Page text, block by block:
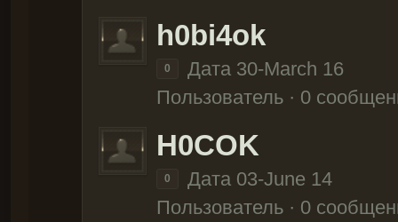
h0bi4ok
0
Дата 30-March 16
Пользователь · 0
H0COK
0
Дата 03-June 14
Пользователь · 0